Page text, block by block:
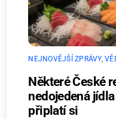
NEJNOVĚJŠÍ ZPRÁVY,
Některé České
nedojedená
připlatí si